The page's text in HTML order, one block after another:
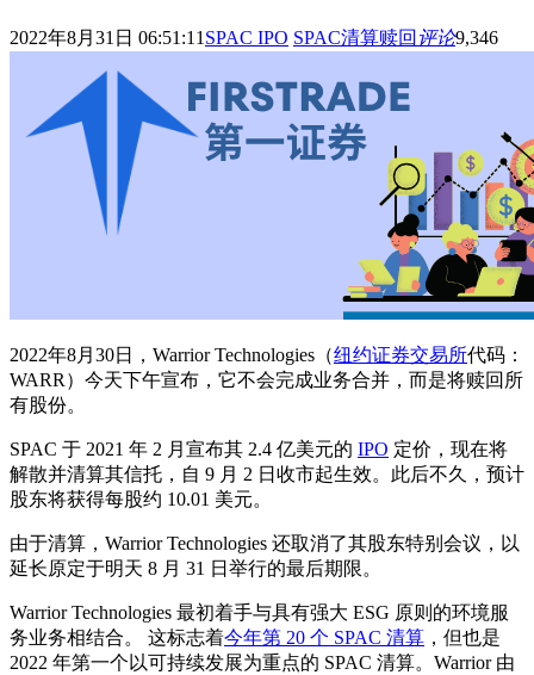
2022年8月31日 06:51:11 SPAC IPO SPAC清算赎回 评论9,346
2022年8月30日，Warrior Technologies（纽约证券交易所代码：
WARR）今天下午宣布，它不会完成业务合并，而是将赎回所
有股份。
SPAC 于 2021 年 2 月宣布其 2.4 亿美元的 IPO 定价，现在将
解散并清算其信托，自 9 月 2 日收市起生效。此后不久，预计
股东将获得每股约 10.01 美元。
由于清算，Warrior Technologies 还取消了其股东特别会议，以
延长原定于明天 8 月 31 日举行的最后期限。
Warrior Technologies 最初着手与具有强大 ESG 原则的环境服
务业务相结合。 这标志着今年第 20 个 SPAC 清算 ，但也是
2022 年第一个以可持续发展为重点的 SPAC 清算。Warrior 由